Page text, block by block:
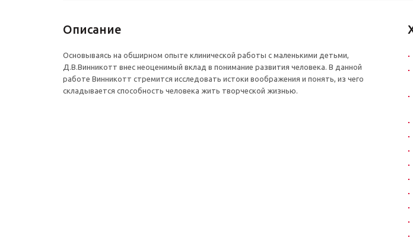
Описание
Основываясь на обширном опыте клинической работы с маленькими детьми,
Д.В.Винникотт внес неоценимый вклад в понимание развития человека. В данной
работе Винникотт стремится исследовать истоки воображения и понять, из чего
складывается способность человека жить творческой жизнью.